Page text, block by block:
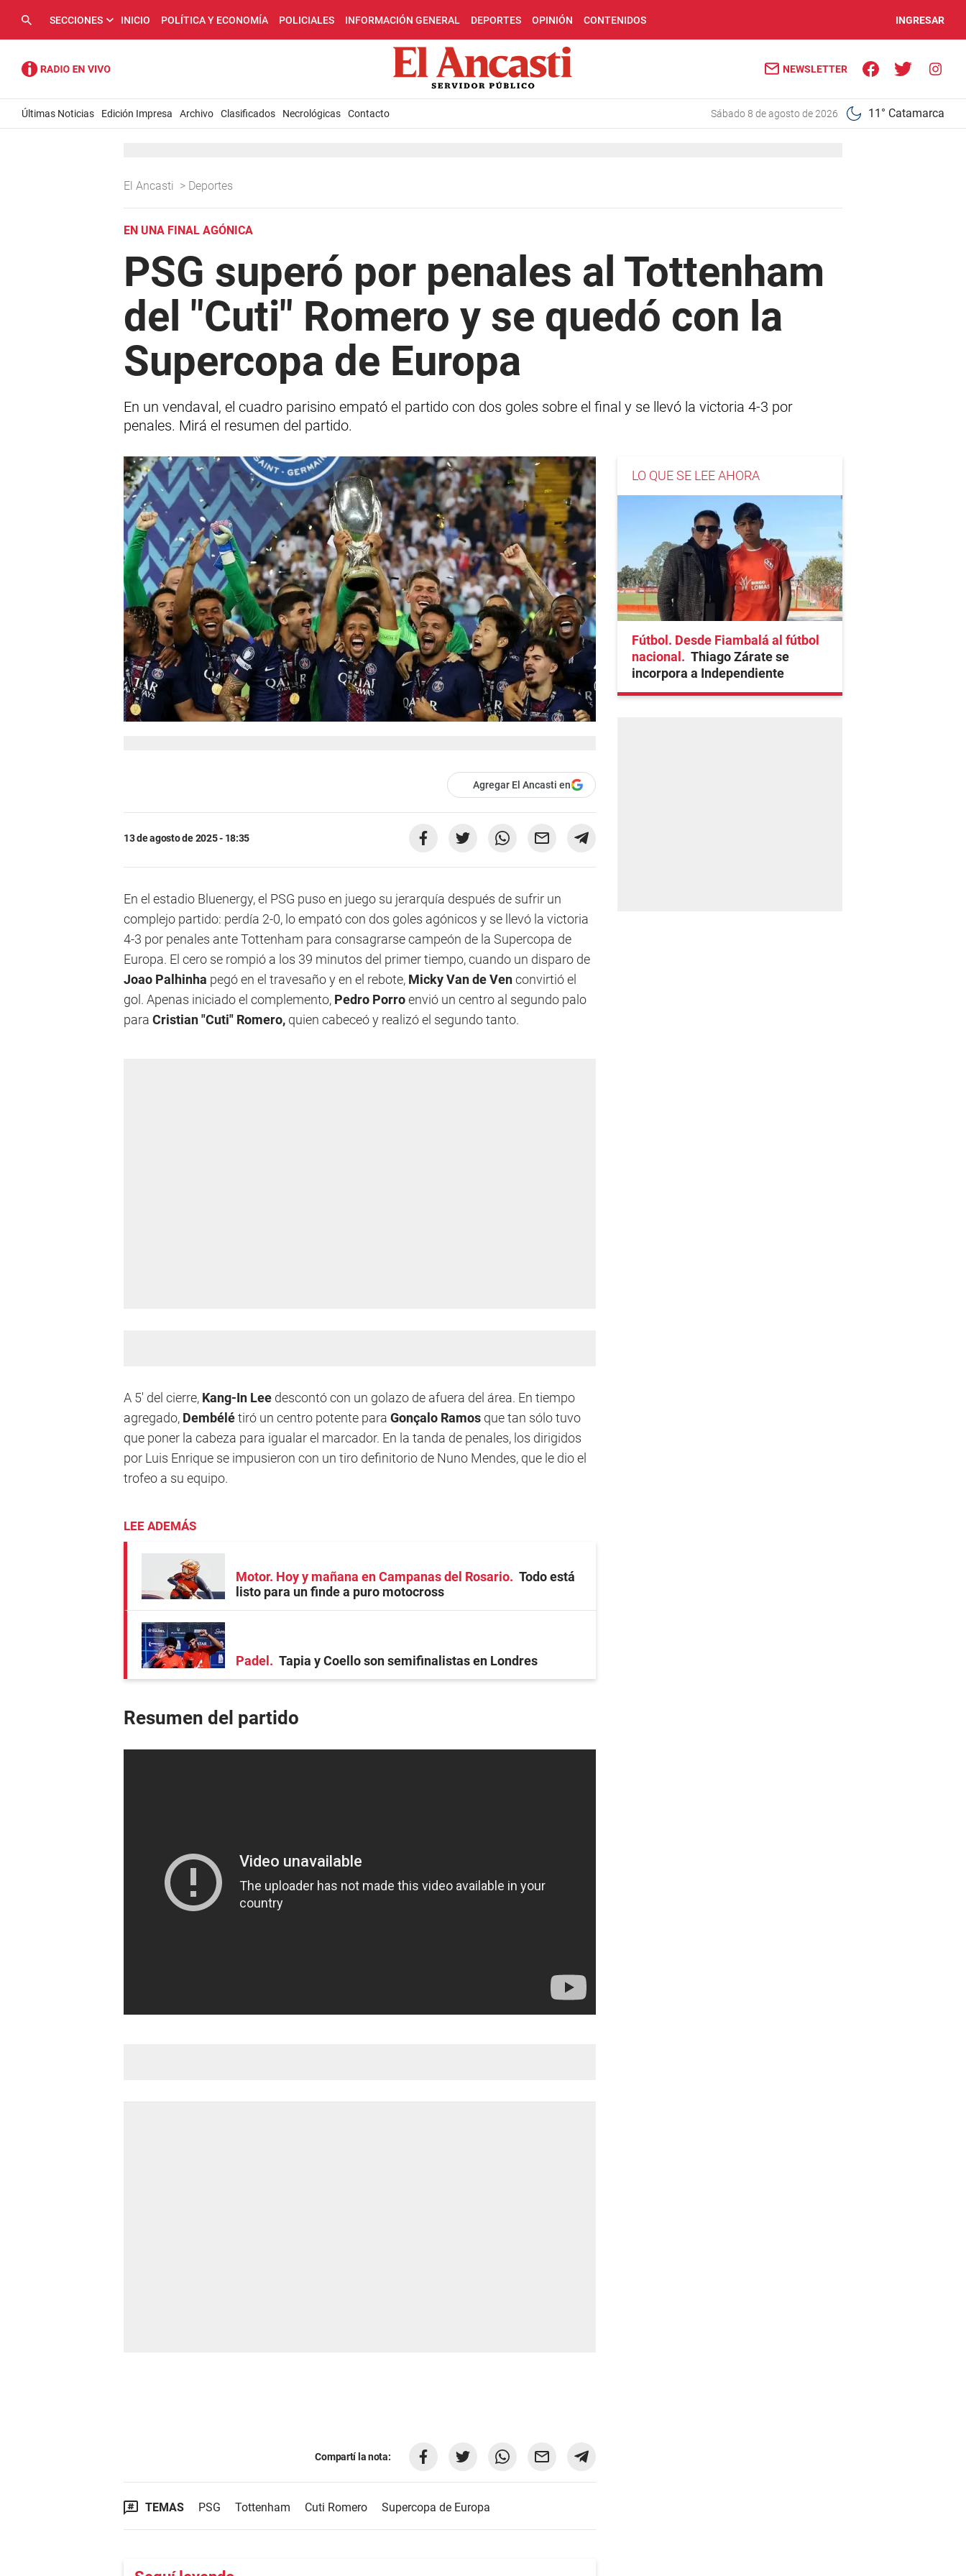
SECCIONES INICIO POLÍTICA Y ECONOMÍA POLICIALES INFORMACIÓN GENERAL DEPORTES OPINIÓN CONTENIDOS INGRESAR
NEWSLETTER
Últimas Noticias Edición Impresa Archivo Clasificados Necrológicas Contacto sábado 8 de agosto de 2026 11° Catamarca
El Ancasti > Deportes
EN UNA FINAL AGÓNICA
PSG superó por penales al Tottenham
del "Cuti" Romero y se quedó con la
Supercopa de Europa
En un vendaval, el cuadro parisino empató el partido con dos goles sobre el final y se llevó la victoria 4-3 por
penales. Mirá el resumen del partido.
Agregar El Ancasti en
13 de agosto de 2025 - 18:35
En el estadio Bluenergy, el PSG puso en juego su jerarquía después de sufrir un
complejo partido: perdía 2-0, lo empató con dos goles agónicos y se llevó la victoria
4-3 por penales ante Tottenham para consagrarse campeón de la Supercopa de
Europa. El cero se rompió a los 39 minutos del primer tiempo, cuando un disparo de
Joao Palhinha pegó en el travesaño y en el rebote, Micky Van de Venconvirtió el
gol. Apenas iniciado el complemento, Pedro Porroenvió un centro al segundo palo
para Cristian "Cuti" Romero, quien cabeceó y realizó el segundo tanto.
A 5' del cierre, Kang-In Lee descontó con un golazo de afuera del área. En tiempo
agregado, Dembélétiró un centro potente para Gonçalo Ramos que tan sólo tuvo
que poner la cabeza para igualar el marcador. En la tanda de penales, los dirigidos
por Luis Enrique se impusieron con un tiro definitorio de Nuno Mendes, que le dio el
trofeo a su equipo.
LEE ADEMÁS
Motor. Hoy y mañana en Campanas del Rosario
Todo está
listo para un finde a puro motocross
Padel Tapia y Coello son semifinalistas en Londres
Resumen del partido
Compartí la nota:
TEMAS PSG Tottenham Cuti Romero Supercopa de Europa
LO QUE SE LEE AHORA
Fútbol. Desde Fiambalá al fútbol
nacional
Thiago Zárate se
incorpora a Independiente